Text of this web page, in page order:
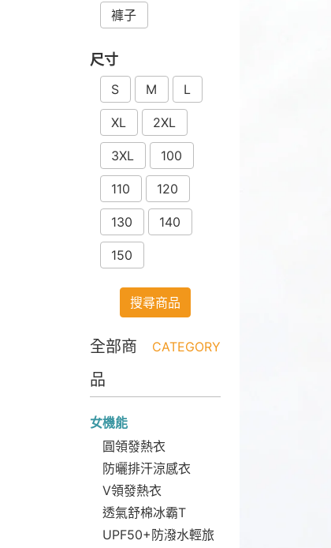
褲子
尺寸
S M L
XL 2XL
3XL 100
110 120
130 140
150
搜尋商品
全部商
品
CATEGORY
女機能
圓領發熱衣
防曬排汗涼感衣
V領發熱衣
透氣舒棉冰霸T
UPF50+防潑水輕旅